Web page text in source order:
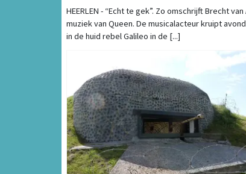
WILL ROCK YOU
HEERLEN - “Echt te gek”. Zo omschrijft Brecht
muziek van Queen. De musicalacteur kruipt
in de huid rebel Galileo in de [...]